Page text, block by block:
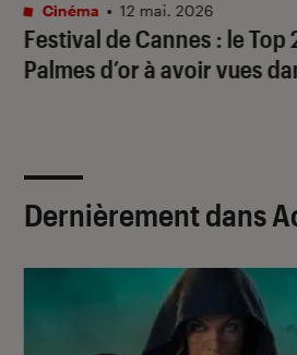
Festival de Cannes : le Top
Palmes d’or à avoir vues
Cinéma • 12 mai. 2026
Dernièrement dans